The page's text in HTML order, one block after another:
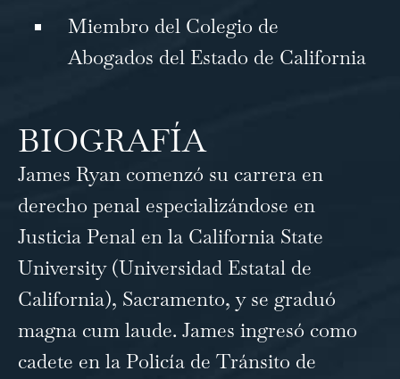
Miembro del Colegio de
Abogados del Estado de California
BIOGRAFÍA
James Ryan comenzó su carrera en
derecho penal especializándose en
Justicia Penal en la California State
University (Universidad Estatal de
California), Sacramento, y se graduó
magna cum laude. James ingresó como
cadete en la Policía de Tránsito de